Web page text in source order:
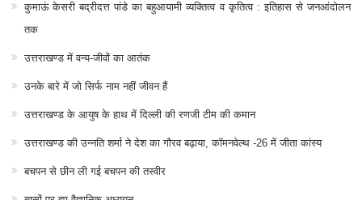
कुमाऊं केसरी बद्रीदत्त पांडे का बहुआयामी व्यक्तित्व व कृतित्व : इतिहास से जनआंदोलन
तक
उत्तराखण्ड में वन्य-जीवों का आतंक
उनके बारे में जो सिर्फ नाम नहीं जीवन हैं
उत्तराखण्ड के आयुष के हाथ में दिल्ली की रणजी टीम की कमान
उत्तराखण्ड की उन्नति शर्मा ने देश का गौरव बढ़ाया, कॉमनवेल्थ -26 में जीता कांस्य
बचपन से छीन ली गई बचपन की तस्वीर